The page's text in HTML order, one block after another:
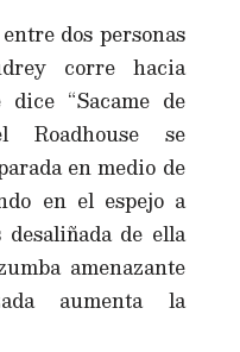
dos personas
corre hacia
“Sacame de
Roadhouse se
en medio de
en el espejo a
de ella
amenazante
aumenta la